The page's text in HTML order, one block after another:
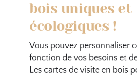
bois uniques et
écologiques !
Vous pouvez personnaliser
fonction de vos besoins et
Les cartes de visite en bois